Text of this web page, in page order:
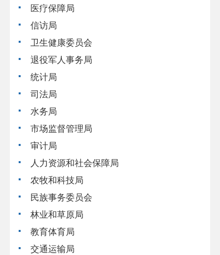
医疗保障局
信访局
卫生健康委员会
退役军人事务局
统计局
司法局
水务局
市场监督管理局
审计局
人力资源和社会保障局
农牧和科技局
民族事务委员会
林业和草原局
教育体育局
交通运输局